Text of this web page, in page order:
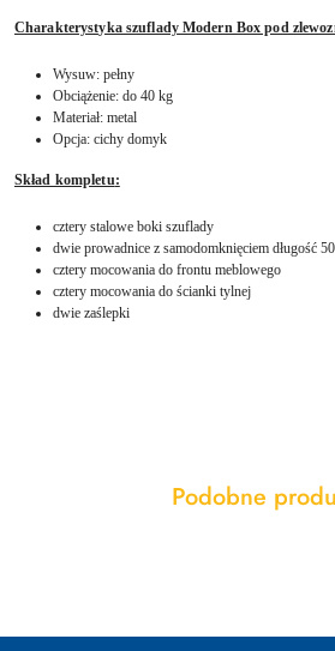
Charakterystyka szuflady Modern Box pod
Wysuw: pełny
Obciążenie: do 40 kg
Materiał: metal
Opcja: cichy domyk
Skład kompletu:
cztery stalowe boki szuflady
dwie prowadnice z samodomknięciem długość
cztery mocowania do frontu meblowego
cztery mocowania do ścianki tylnej
dwie zaślepki
Pomiń karuzelę produktów
Produkty
Podobne